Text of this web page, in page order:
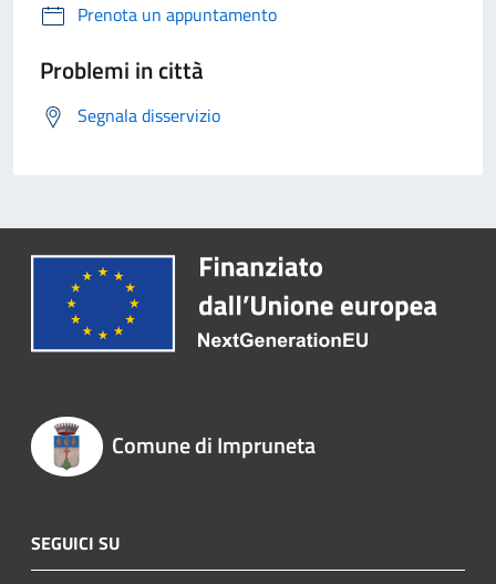
Prenota un appuntamento
Problemi in città
Segnala disservizio
Comune di Impruneta
SEGUICI SU